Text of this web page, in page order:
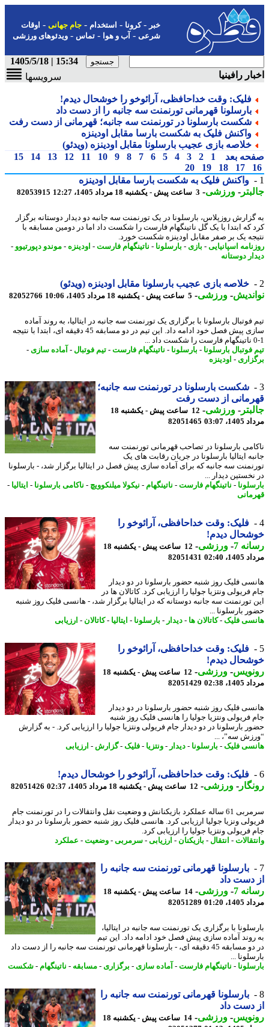
-کرونا-استخدام- جام جهانی-اوقات
شرعی-آب و هوا-تماس-ویدئوهای ورزشی
15:34 | 1405/5/18
رافینیا
سرویسها
فلیک: وقت خداحافظی، آرائوخو را خوشحال دیدم!
بارسلونا قهرمانی تورنمنت سه جانبه را از دست داد
شکست بارسلونا در تورنمنت سه جانبه؛ قهرمانی از دست رفت
واکنش فلیک به شکست بارسا مقابل اودینزه
خلاصه بازی عجیب بارسلونا مقابل اودینزه (ویدئو)
بعد
1
2
3
4
5
6
7
8
9
10
11
12
13
14
15
17
18
19
20
واکنش فلیک به شکست بارسا مقابل اودینزه
-ورزشی-3 ساعت پیش - یکشنبه 18 مرداد 1405، 12:27 82053915
روزپلاس، بارسلونا در یک تورنمنت سه جانبه دو دیدار دوستانه برگزار
که ابتدا با یک گل ناتینگهام فارست را شکست داد اما در دومین مسابقه با
یک بر صفر مقابل اودینزه شکست خورد.
اسپانیایی-بازی - بارسلونا-ناتینگهام فارست -اودینزه-موندو دپورتیوو -
دوستانه
خلاصه بازی عجیب بارسلونا مقابل اودینزه (ویدئو)
-ورزشی-5 ساعت پیش - یکشنبه 18 مرداد 1405، 10:06 82052766
فوتبال بارسلونا با برگزاری یک تورنمنت سه جانبه در ایتالیا، به روند آماده
سازی پیش فصل خود ادامه داد. این تیم در دو مسابقه 45 دقیقه ای، ابتدا با نتیجه
فوتبال بارسلونا-بارسلونا-ناتینگهام فارست -تیم فوتبال-آماده سازی-
- اودینزه
شکست بارسلونا در تورنمنت سه جانبه؛
از دست رفت
-ورزشی-
12 ساعت پیش - یکشنبه 18
03:07
82051465
بارسلونا در تصاحب قهرمانی تورنمنت سه
ایتالیا بارسلونا در جریان رقابت های یک
سه جانبه که برای آماده سازی پیش فصل در ایتالیا برگزار شد، - بارسلونا
دیدار ...
-ناتینگهام فارست -ناتینگهام-نیکولا میلنکوویچ-ناکامی بارسلونا-ایتالیا -
فلیک: وقت خداحافظی، آرائوخو را
دیدم!
7
-ورزشی-
12 ساعت پیش - یکشنبه 18
02:40
82051431
فلیک روز شنبه حضور بارسلونا در دو دیدار
فریولی ونتزیا جولیا را ارزیابی کرد. کاتالان ها در
تورنمنت سه جانبه دوستانه که در ایتالیا برگزار شد، - هانسی فلیک روز شنبه
بارسلونا ...
فلیک-کاتالان ها- دیدار-بارسلونا-ایتالیا -کاتالان-ارزیابی
فلیک: وقت خداحافظی، آرائوخو را
دیدم!
-ورزشی-
12 ساعت پیش - یکشنبه 18
02:38
82051429
فلیک روز شنبه حضور بارسلونا در دو دیدار
فریولی ونتزیا جولیا را هانسی فلیک روز شنبه
بارسلونا در دو دیدار جام فریولی ونتزیا جولیا را ارزیابی کرد. - به گزارش
سه”، ...
فلیک-بارسلونا-دیدار-ونتزیا-فلیک-گزارش -ارزیابی
فلیک: وقت خداحافظی، آرائوخو را خوشحال دیدم!
-ورزشی-12 ساعت پیش - یکشنبه 18 مرداد 1405، 02:37 82051426
سرمربی 61 ساله عملکرد بازیکنانش و وضعیت نقل وانتقالات را در تورنمنت جام
ونزیا جولیا ارزیابی کرد. هانسی فلیک روز شنبه حضور بارسلونا در دو دیدار
فریولی ونتزیا جولیا را ارزیابی کرد.
-انتقال-بازیکنان-ارزیابی -سرمربی- وضعیت-عملکرد
بارسلونا قهرمانی تورنمنت سه جانبه را
دست داد
7
-ورزشی-
14 ساعت پیش - یکشنبه 18
01:20
82051289
با برگزاری یک تورنمنت سه جانبه در ایتالیا،
آماده سازی پیش فصل خود ادامه داد. این تیم
در دو مسابقه 45 دقیقه ای، - بارسلونا قهرمانی تورنمنت سه جانبه را از دست داد
...
-ناتینگهام فارست -آماده سازی- برگزاری - مسابقه-ناتینگهام-شکست
بارسلونا قهرمانی تورنمنت سه جانبه را
دست داد
-ورزشی-
14 ساعت پیش - یکشنبه 18